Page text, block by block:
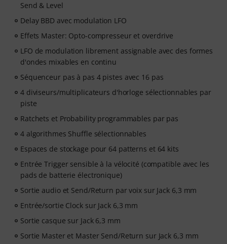
Send & Level
Delay BBD avec modulation LFO
Effets Master: Opto-compresseur et overdrive
LFO de modulation librement assignable avec des formes
d'ondes mixables en continu
Séquenceur pas à pas 4 pistes avec 16 pas
4 diviseurs/multiplicateurs d'horloge sélectionnables par
piste
Ratchets et Probability programmables par pas
4 algorithmes Shuffle sélectionnables
Espaces de stockage pour 64 patterns et 64 kits
Entrée Trigger sensible à la vélocité (compatible avec les
pads de batterie électronique)
Sortie audio et Send/Return par voix sur Jack 6,3 mm
Entrée/sortie Clock sur Jack 6,3 mm
Sortie casque sur Jack 6,3 mm
Sortie Master et Master Send/Return sur Jack 6,3 mm